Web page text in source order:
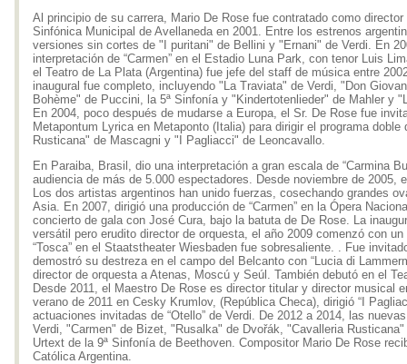
Al principio de su carrera, Mario De Rose fue contratado como
Sinfónica Municipal de Avellaneda en 2001. Entre los estrenos
versiones sin cortes de "I puritani" de Bellini y "Ernani" de Verdi. En
interpretación de “Carmen” en el Estadio Luna Park, con tenor Luis
el Teatro de La Plata (Argentina) fue jefe del staff de música entre
inaugural fue completo, incluyendo "La Traviata" de Verdi, "Don
Bohème" de Puccini, la 5ª Sinfonía y "Kindertotenlieder" de Mahler y
En 2004, poco después de mudarse a Europa, el Sr. De Rose fue
Metapontum Lyrica en Metaponto (Italia) para dirigir el programa doble
Rusticana" de Mascagni y "I Pagliacci" de Leoncavallo.
En Paraiba, Brasil, dio una interpretación a gran escala de “Carmina
audiencia de más de 5.000 espectadores. Desde noviembre de
Los dos artistas argentinos han unido fuerzas, cosechando grandes
Asia. En 2007, dirigió una producción de “Carmen” en la Ópera
concierto de gala con José Cura, bajo la batuta de De Rose. La
versátil pero erudito director de orquesta, el año 2009 comenzó con
“Tosca” en el Staatstheater Wiesbaden fue sobresaliente. . Fue
demostró su destreza en el campo del Belcanto con “Lucia di
director de orquesta a Atenas, Moscú y Seúl. También debutó en el
Desde 2011, el Maestro De Rose es director titular y director musical
verano de 2011 en Cesky Krumlov, (República Checa), dirigió “I
actuaciones invitadas de “Otello” de Verdi. De 2012 a 2014, las
Verdi, "Carmen" de Bizet, "Rusalka" de Dvořák, "Cavalleria
Urtext de la 9ª Sinfonía de Beethoven. Compositor Mario De Rose
Católica Argentina.